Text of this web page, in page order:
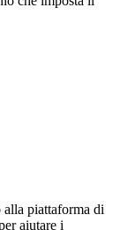
alla piattaforma di
aiutare i